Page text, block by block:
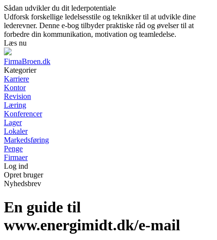
Sådan udvikler du dit lederpotentiale
Udforsk forskellige ledelsesstile og teknikker til at udvikle dine
lederevner. Denne e-bog tilbyder praktiske råd og øvelser til at
forbedre din kommunikation, motivation og teamledelse.
Læs nu
FirmaBroen.dk
Kategorier
Karriere
Kontor
Revision
Læring
Konferencer
Lager
Lokaler
Markedsføring
Penge
Firmaer
Log ind
Opret bruger
Nyhedsbrev
En guide til
www.energimidt.dk/e-mail